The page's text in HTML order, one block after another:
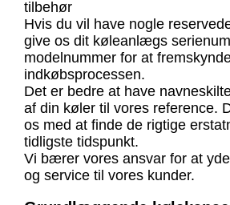
tilbehør
Hvis du vil have nogle
give os dit køleanlægs
modelnummer for at
indkøbsprocessen.
Det er bedre at have
af din køler til vores reference.
os med at finde de rigtige
tidligste tidspunkt.
Vi bærer vores ansvar for at
og service til vores kunder.